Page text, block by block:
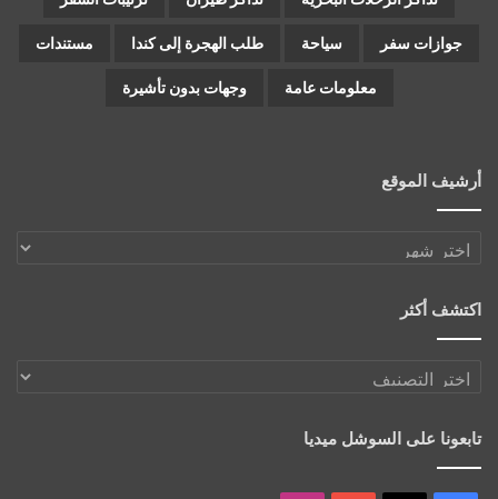
جوازات سفر سياحة طلب الهجرة إلى كندا مستندات
معلومات عامة وجهات بدون تأشيرة
أرشيف الموقع
أرشيف
الموقع
اكتشف أكثر
اكتشف
تابعونا على السوشل ميديا